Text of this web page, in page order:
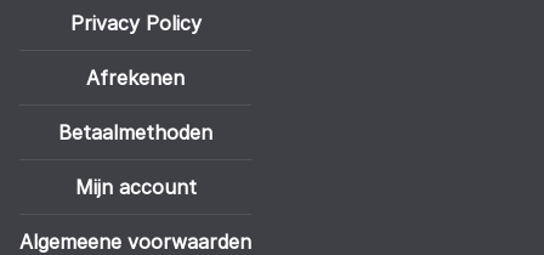
Privacy Policy
Afrekenen
Betaalmethoden
Mijn account
Algemeene voorwaarden